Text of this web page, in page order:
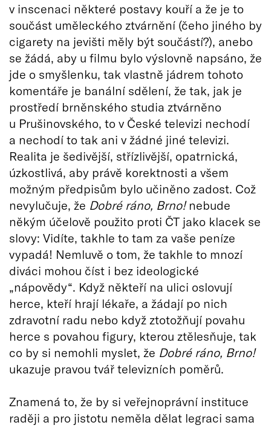
v inscenaci některé postavy kouří a že je to
součást uměleckého ztvárnění (čeho jiného by
cigarety na jevišti měly být součástí?), anebo
se žádá, aby u filmu bylo výslovně napsáno, že
jde o smyšlenku, tak vlastně jádrem tohoto
komentáře je banální sdělení, že tak, jak je
prostředí brněnského studia ztvárněno
u Prušinovského, to v České televizi nechodí
a nechodí to tak ani v žádné jiné televizi.
Realita je šedivější, střízlivější, opatrnická,
úzkostlivá, aby právě korektnosti a všem
možným předpisům bylo učiněno zadost. Což
nevylučuje, že Dobré ráno, Brno!nebude
někým účelově použito proti ČT jako klacek se
slovy: Vidíte, takhle to tam za vaše peníze
vypadá! Nemluvě o tom, že takhle to mnozí
diváci mohou číst i bez ideologické
„nápovědy“. Když někteří na ulici oslovují
herce, kteří hrají lékaře, a žádají po nich
zdravotní radu nebo když ztotožňují povahu
herce s povahou figury, kterou ztělesňuje, tak
co by si nemohli myslet, že Dobré ráno, Brno!
ukazuje pravou tvář televizních poměrů.
Znamená to, že by si veřejnoprávní instituce
raději a pro jistotu neměla dělat legraci sama